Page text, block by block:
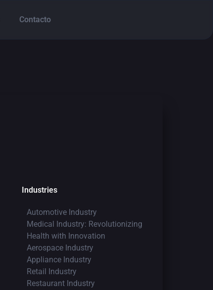
Contacto
Industries
Automotive Industry
Medical Industry: Revolutionizing
Health with Innovation
Aerospace Industry
Appliance Industry
Retail Industry
Restaurant Industry